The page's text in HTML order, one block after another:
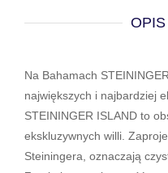
Na Bahamach
największych i najbardziej
STEININGER ISLAND to
ekskluzywnych willi.
Steiningera, oznaczają